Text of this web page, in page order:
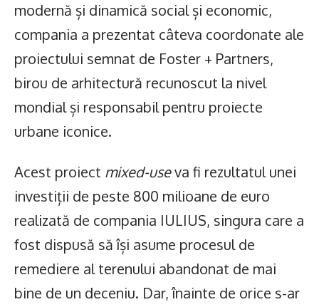
modernă și dinamică social și economic,
compania a prezentat câteva coordonate ale
proiectului semnat de Foster + Partners,
birou de arhitectură recunoscut la nivel
mondial și responsabil pentru proiecte
urbane iconice.
Acest proiect mixed-useva fi rezultatul unei
investiții de peste 800 milioane de euro
realizată de compania IULIUS, singura care a
fost dispusă să își asume procesul de
remediere al terenului abandonat de mai
bine de un deceniu. Dar, înainte de orice s-ar